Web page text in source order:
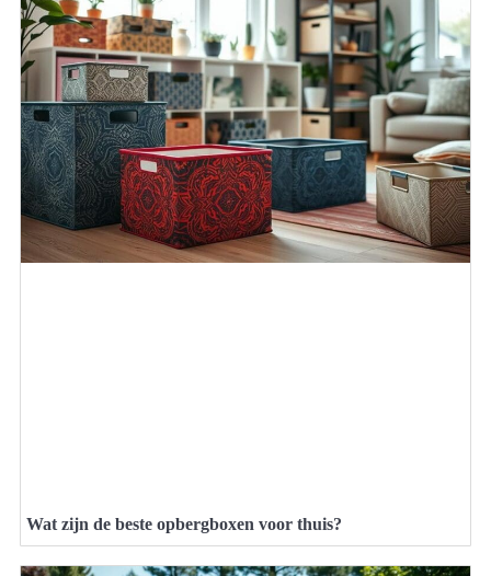
Wat zijn de beste opbergboxen voor thuis?